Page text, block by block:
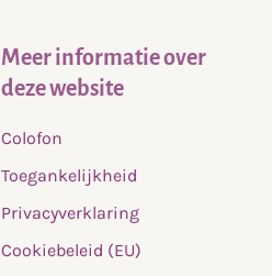
Meer informatie over
deze website
Colofon
Toegankelijkheid
Privacyverklaring
Cookiebeleid (EU)